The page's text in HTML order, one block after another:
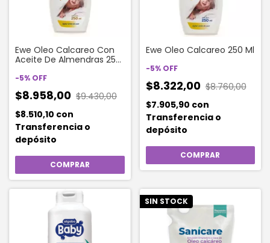
Ewe Oleo Calcareo Con
Aceite De Almendras 250
-5% OFF
$8.958,00 $9.430,00
$8.510,10 con
Transferencia o
depósito
Ewe Oleo Calcareo 250 Ml
-5% OFF
$8.322,00 $8.760,00
$7.905,90 con
Transferencia o
depósito
SIN STOCK